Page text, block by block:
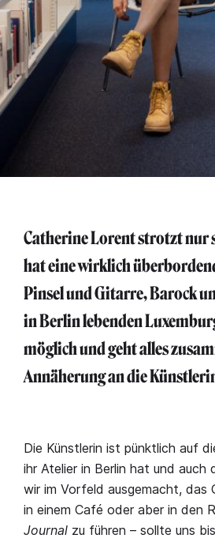
Catherine Lorent strotzt nur
hat eine wirklich
Pinsel und Gitarre, Barock
in Berlin lebenden
möglich und geht alles
Annäherung an die
Die Künstlerin ist pünktlich auf
ihr Atelier in Berlin hat und
wir im Vorfeld ausgemacht, das
in einem Café oder aber in den
Journal zu führen – sollte uns